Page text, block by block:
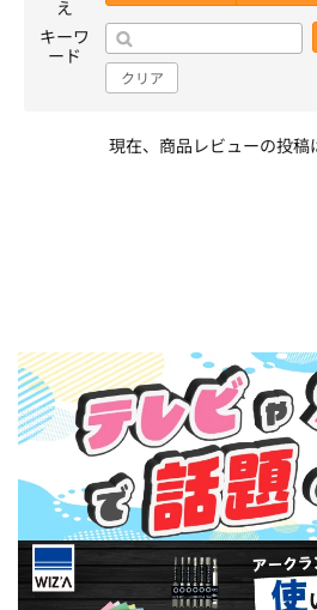
え
キーワ
ード
クリア
現在、商品レビューの投稿